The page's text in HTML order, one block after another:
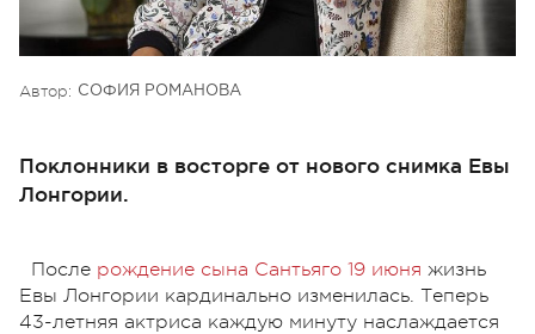
Автор: СОФИЯ РОМАНОВА
Поклонники в восторге от нового снимка Евы
Лонгории.
После рождение сына Сантьяго 19 июня жизнь
Евы Лонгории кардинально изменилась. Теперь
43-летняя актриса каждую минуту наслаждается